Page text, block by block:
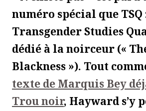
numéro spécial que TSQ
Transgender Studies
dédié à la noirceur («
Blackness »). Tout
texte de Marquis Bey
Trou noir, Hayward s’y